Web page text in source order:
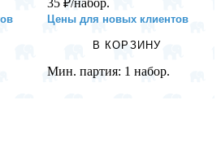
Цены для новых клиентов
В КОРЗИНУ
Мин. партия: 1 набор.